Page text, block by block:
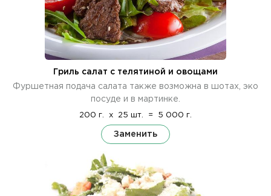
Гриль салат с телятиной и овощами
Фуршетная подача салата также возможна в шотах, эко
посуде и в мартинке.
200 г. x 25 шт. = 5 000 г.
Заменить